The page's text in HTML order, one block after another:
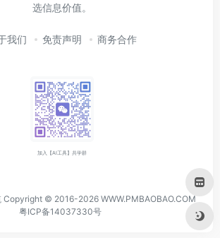
选信息价值。
我们 免责声明 商务合作
加入【AI工具】共学群
Copyright © 2016-2026 WWW.PMBAOBAO.COM
粤ICP备14037330号